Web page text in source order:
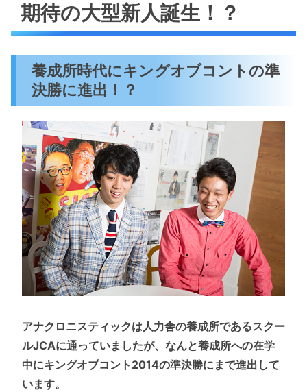
期待の大型新人誕生！？
養成所時代にキングオブコントの準
決勝に進出！？
アナクロニスティックは人力舎の養成所であるスクー
ルJCAに通っていましたが、なんと養成所への在学
中にキングオブコント2014の準決勝にまで進出して
います。